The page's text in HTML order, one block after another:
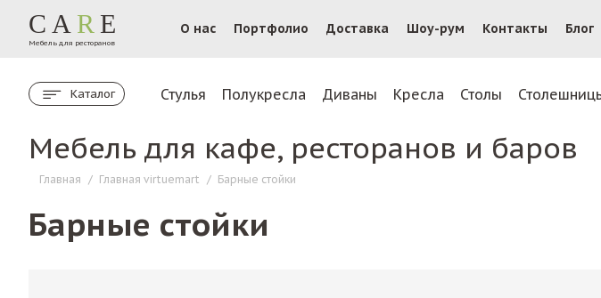
CA R E
Мебель для ресторанов
О нас Портфолио Доставка Шоу-рум Контакты Блог
Каталог Стулья Полукресла Диваны Кресла Столы
Мебель для кафе, ресторанов и баров
Главная / Главная virtuemart / Барные стойки
Барные стойки